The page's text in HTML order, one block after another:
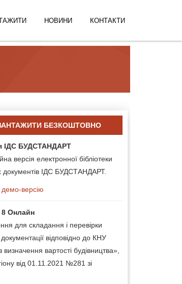
НОВИНИ КОНТАКТИ
БЕЗКОШТОВНО
ІДС БУДСТАНДАРТ
версія електронної бібліотеки
документів ІДС БУДСТАНДАРТ.
версію
Онлайн
для складання і перевірки
відповідно до КНУ
вартості будівництва»,
від 01.11.2021 №281 зі